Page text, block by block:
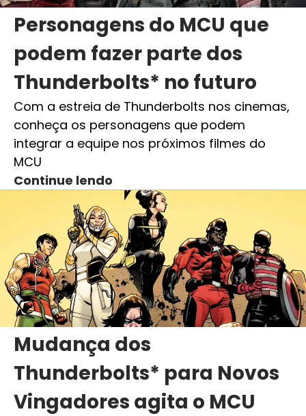
Personagens do MCU que
podem fazer parte dos
Thunderbolts* no futuro
Com a estreia de Thunderbolts nos cinemas,
conheça os personagens que podem
integrar a equipe nos próximos filmes do
MCU
Continue lendo
Mudança dos
Thunderbolts* para Novos
Vingadores agita o MCU